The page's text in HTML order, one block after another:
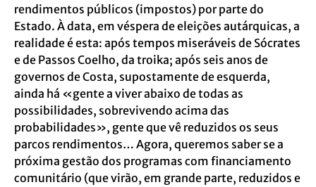
rendimentos públicos (impostos) por parte do
Estado. À data, em véspera de eleições autárquicas, a
realidade é esta: após tempos miseráveis de Sócrates
e de Passos Coelho, da troika; após seis anos de
governos de Costa, supostamente de esquerda,
ainda há «gente a viver abaixo de todas as
possibilidades, sobrevivendo acima das
probabilidades», gente que vê reduzidos os seus
parcos rendimentos… Agora, queremos saber se a
próxima gestão dos programas com financiamento
comunitário (que virão, em grande parte, reduzidos e